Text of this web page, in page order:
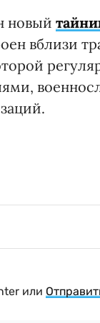
новый
вблизи
или